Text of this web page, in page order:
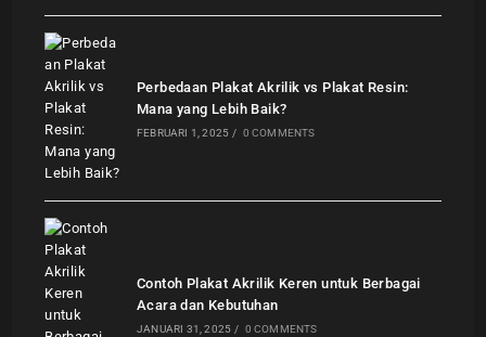
Perbedaan Plakat Akrilik vs Plakat Resin:
Mana yang Lebih Baik?
FEBRUARI 1, 2025 / 0 COMMENTS
Contoh Plakat Akrilik Keren untuk Berbagai
Acara dan Kebutuhan
JANUARI 31, 2025 / 0 COMMENTS